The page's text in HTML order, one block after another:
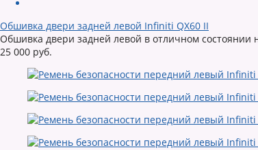
Обшивка двери задней левой Infiniti QX60 II
Обшивка двери задней левой в отличном состоянии
25 000 руб.